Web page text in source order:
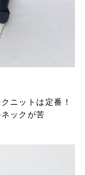
ニットは定番！
ックが苦